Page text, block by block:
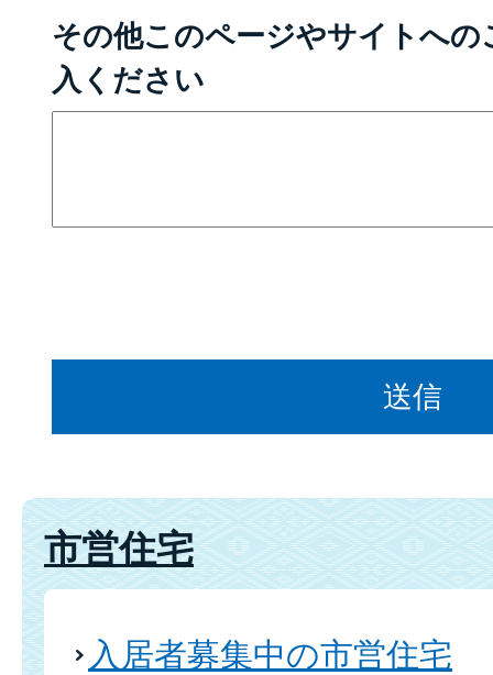
その他このページやサイトへ
入ください
市営住宅
入居者募集中の市営住宅